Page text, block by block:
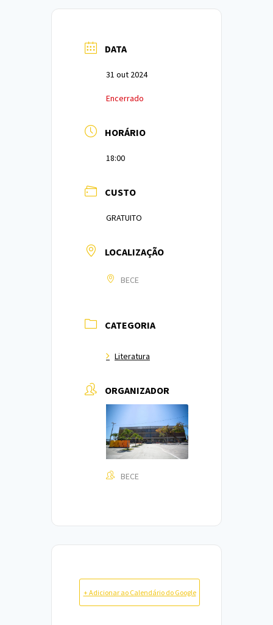
DATA
31 out 2024
Encerrado
HORÁRIO
18:00
CUSTO
GRATUITO
LOCALIZAÇÃO
BECE
CATEGORIA
Literatura
ORGANIZADOR
BECE
+ Adicionar ao Calendário do Google